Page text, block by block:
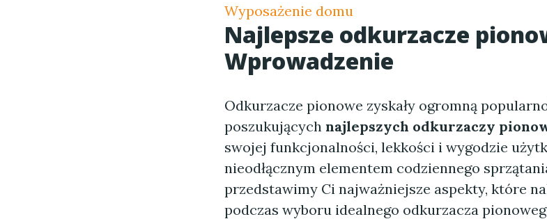
Wyposażenie domu
Najlepsze odkurzacze
Wprowadzenie
Odkurzacze pionowe zyskały ogromną
poszukujących najlepszych odkurzaczy
swojej funkcjonalności, lekkości i wygodzie
nieodłącznym elementem codziennego
przedstawimy Ci najważniejsze aspekty, które
podczas wyboru idealnego odkurzacza